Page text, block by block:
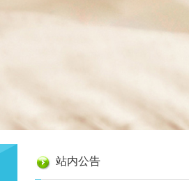
站内公告